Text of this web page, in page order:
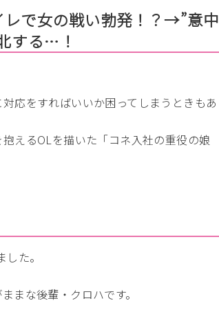
レで女の戦い勃発！？→”意中
する…！
応をすればいいか困ってしまうときもあ
えるOLを描いた「コネ入社の重役の娘
た。
まな後輩・クロハです。